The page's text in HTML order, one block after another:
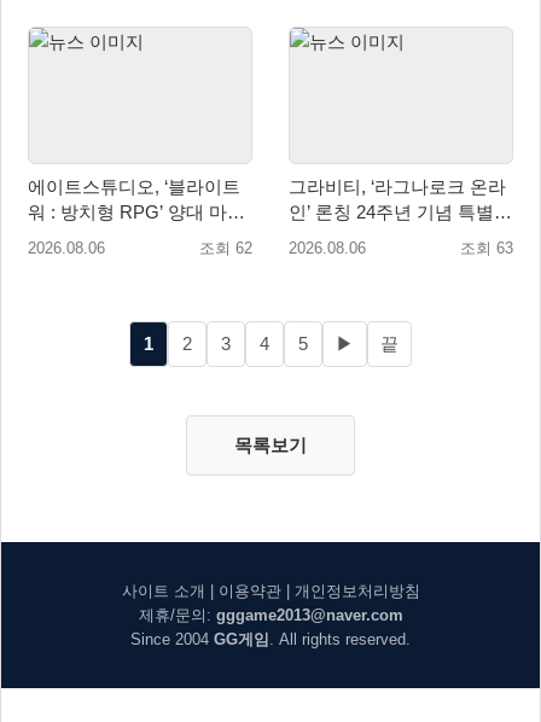
에이트스튜디오, ‘블라이트
워 : 방치형 RPG’ 양대 마켓
인기 순위 1위 달성
2026.08.06 조회 62
그라비티, ‘라그나로크 온라
인’ 론칭 24주년 기념 특별
감사 축제 실시!
2026.08.06 조회 63
1 2 3 4 5 ▶ 끝
목록보기
사이트 소개 이용약관| 개인정보처리방침
제휴/문의: gggame2013@naver.com
Since 2004 GG게임 . All rights reserved.